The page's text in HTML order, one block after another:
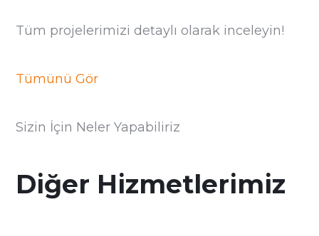
Tüm projelerimizi detaylı olarak inceleyin!
Tümünü Gör
Sizin İçin Neler Yapabiliriz
Diğer Hizmetlerimiz